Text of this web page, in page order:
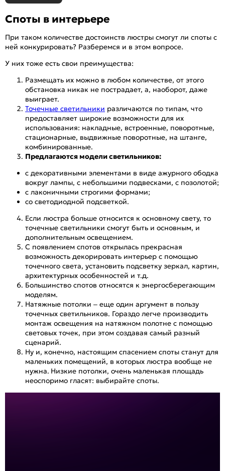
Споты в интерьере
При таком количестве достоинств люстры смогут ли споты с
ней конкурировать? Разберемся и в этом вопросе.
У них тоже есть свои преимущества:
Размещать их можно в любом количестве, от этого
обстановка никак не пострадает, а, наоборот, даже
выиграет.
Точечные светильники различаются по типам, что
предоставляет широкие возможности для их
использования: накладные, встроенные, поворотные,
стационарные, выдвижные поворотные, на штанге,
комбинированные.
Предлагаются модели светильников:
с декоративными элементами в виде ажурного ободка
вокруг лампы, с небольшими подвесками, с позолотой;
с лаконичными строгими формами;
со светодиодной подсветкой.
Если люстра больше относится к основному свету, то
точечные светильники смогут быть и основным, и
дополнительным освещением.
С появлением спотов открылась прекрасная
возможность декорировать интерьер с помощью
точечного света, установить подсветку зеркал, картин,
архитектурных особенностей и т.д.
Большинство спотов относятся к энергосберегающим
моделям.
Натяжные потолки – еще один аргумент в пользу
точечных светильников. Гораздо легче производить
монтаж освещения на натяжном полотне с помощью
световых точек, при этом создавая самый разный
сценарий.
Ну и, конечно, настоящим спасением споты станут для
маленьких помещений, в которых люстра вообще не
нужна. Низкие потолки, очень маленькая площадь
неоспоримо гласят: выбирайте споты.